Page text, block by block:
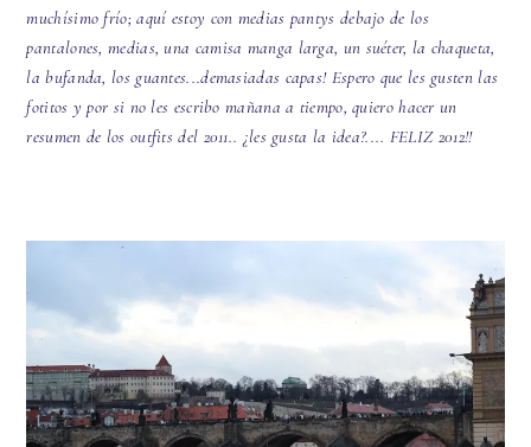
muchísimo frío; aquí estoy con medias pantys debajo de los
pantalones, medias, una camisa manga larga, un suéter, la chaqueta,
la bufanda, los guantes...demasiadas capas! Espero que les gusten las
fotitos y por si no les escribo mañana a tiempo, quiero hacer un
resumen de los outfits del 2011.. ¿les gusta la idea?.... FELIZ 2012!!